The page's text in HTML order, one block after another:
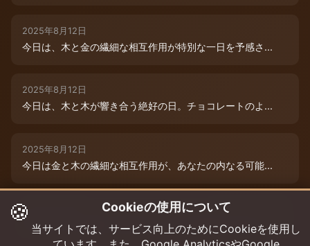
2025年8月12日
今日は、木と金の繊細な相互作用が特別な一日を予感さ...
2025年8月12日
今日は、木と木が響き合う絶好の日。チョコレートのよ...
2025年8月12日
今日は金と木の繊細な相互作用が、あなたの内なる可能...
2025年8月9日
今日は木と木が重なる特別な日。内なる創造性が高まり...
🍪 Cookieの使用について
当サイトでは、サービス向上のためにCookieを使用し